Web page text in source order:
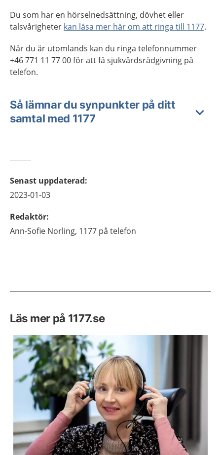
Du som har en hörselnedsättning, dövhet eller
talsvårigheter kan läsa mer här om att ringa till 1177.
När du är utomlands kan du ringa telefonnummer
+46 771 11 77 00 för att få sjukvårdsrådgivning på
telefon.
Så lämnar du synpunkter på ditt
samtal med 1177
Senast uppdaterad:
2023-01-03
Redaktör:
Ann-Sofie Norling, 1177 på telefon
Läs mer på 1177.se